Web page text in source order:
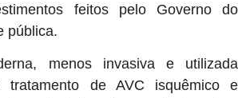
feitos pelo Governo do
pública.
menos invasiva e utilizada
tratamento de AVC isquêmico e